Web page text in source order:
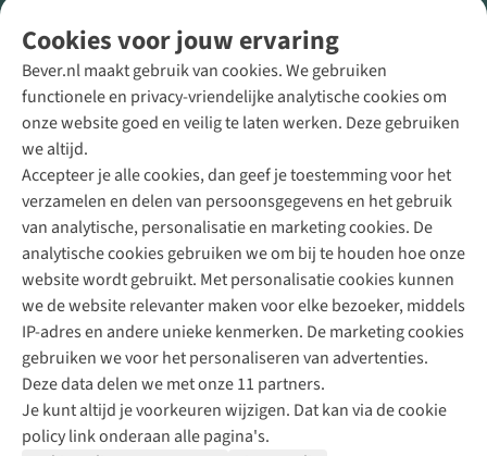
Cookies voor jouw ervaring
Bever.nl maakt gebruik van cookies. We gebruiken
functionele en privacy-vriendelijke analytische cookies om
onze website goed en veilig te laten werken. Deze gebruiken
we altijd.
Accepteer je alle cookies, dan geef je toestemming voor het
verzamelen en delen van persoonsgegevens en het gebruik
van analytische, personalisatie en marketing cookies. De
analytische cookies gebruiken we om bij te houden hoe onze
website wordt gebruikt. Met personalisatie cookies kunnen
we de website relevanter maken voor elke bezoeker, middels
IP-adres en andere unieke kenmerken. De marketing cookies
gebruiken we voor het personaliseren van advertenties.
Deze data delen we met onze 11 partners.
Je kunt altijd je voorkeuren wijzigen. Dat kan via de cookie
policy link onderaan alle pagina's.
Direct advies van een Buitenexpert
+31 (0)85 888 50 88
+31 6 12 28 49 80
Contactformulier